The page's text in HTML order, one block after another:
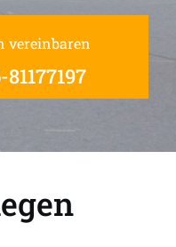
vereinbaren
81177197